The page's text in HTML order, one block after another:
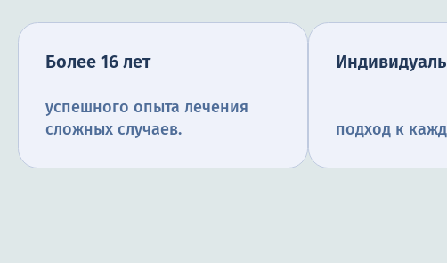
Более 16 лет
успешного опыта лечения
сложных случаев.
подход к